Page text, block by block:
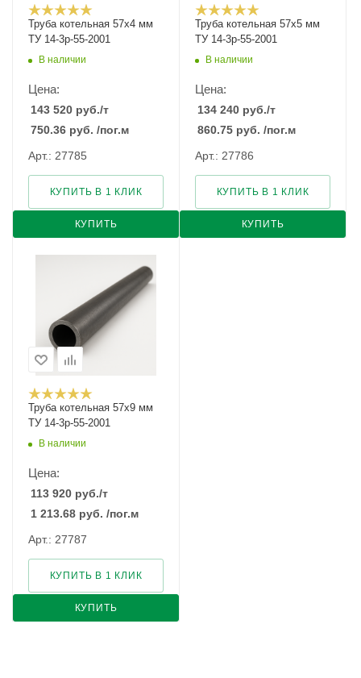
Труба котельная 57х4 мм
ТУ 14-3р-55-2001
В наличии
Цена:
143 520 руб./т
750.36 руб. /пог.м
Арт.: 27785
КУПИТЬ
КУПИТЬ В 1 КЛИК
Труба котельная 57х5 мм
ТУ 14-3р-55-2001
В наличии
Цена:
134 240 руб./т
860.75 руб. /пог.м
Арт.: 27786
КУПИТЬ
КУПИТЬ В 1 КЛИК
Труба котельная 57х9 мм
ТУ 14-3р-55-2001
В наличии
Цена:
113 920 руб./т
1 213.68 руб. /пог.м
Арт.: 27787
КУПИТЬ
КУПИТЬ В 1 КЛИК